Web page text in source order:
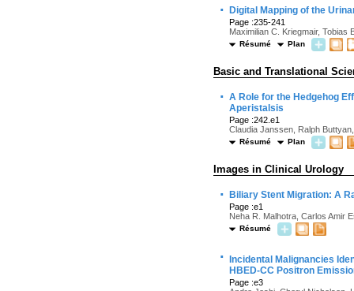
· Digital Mapping of the
Page :235-241
Maximilian C. Kriegmair, Tobias
Résumé Plan
Basic and Translational
· A Role for the Hedgehog
Aperistalsis
Page :242.e1
Claudia Janssen, Ralph
Résumé Plan
Images in Clinical Urology
· Biliary Stent Migration: A
Page :e1
Neha R. Malhotra, Carlos Amir
Résumé
·
Incidental Malignancies
HBED-CC Positron
Page :e3